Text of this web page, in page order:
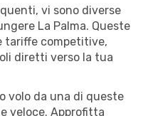
vi sono diverse
La Palma. Queste
tariffe competitive,
diretti verso la tua
volo da una di queste
veloce. Approfitta